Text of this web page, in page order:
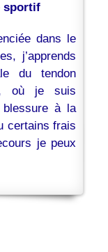
sportif
dans le
j’apprends
du tendon
où je suis
blessure à la
certains frais
je peux